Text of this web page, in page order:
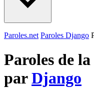
Paroles.net Paroles Django
Paroles de
parDjango